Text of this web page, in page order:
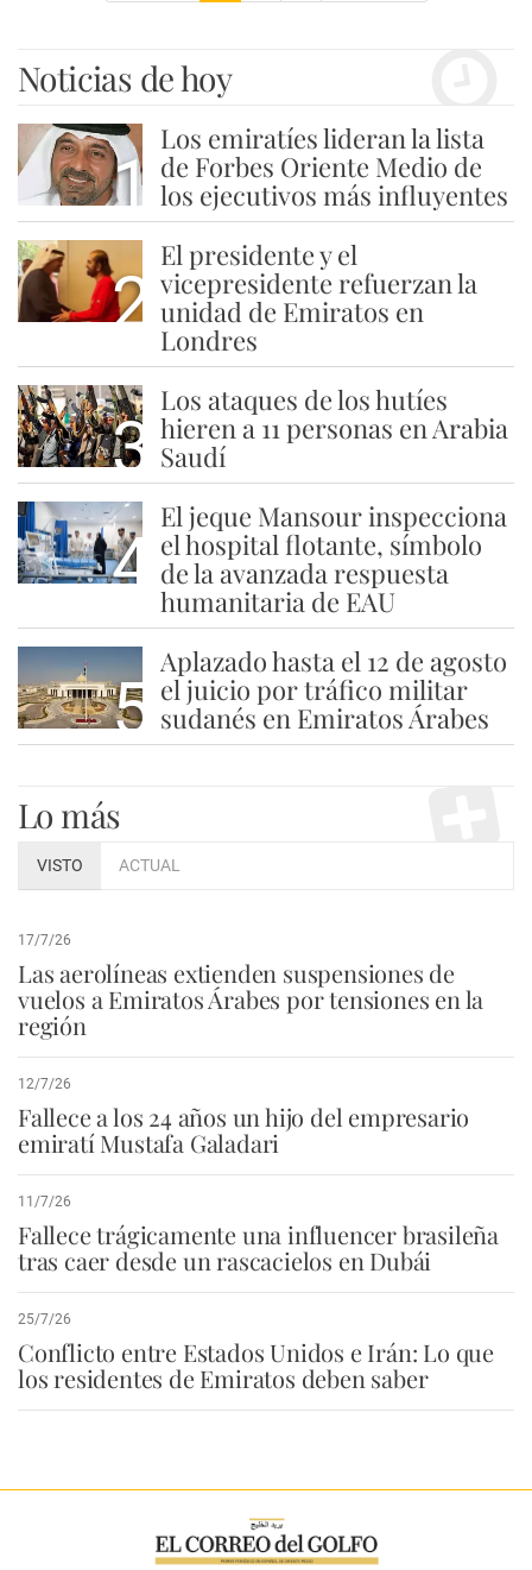
Noticias de hoy
1
Los emiratíes lideran la lista
de Forbes Oriente Medio de
los ejecutivos más influyentes
2
El presidente y el
vicepresidente refuerzan la
unidad de Emiratos en
Londres
3
Los ataques de los hutíes
hieren a 11 personas en Arabia
Saudí
4
El jeque Mansour inspecciona
el hospital flotante, símbolo
de la avanzada respuesta
humanitaria de EAU
5
Aplazado hasta el 12 de agosto
el juicio por tráfico militar
sudanés en Emiratos Árabes
Lo más
VISTO ACTUAL
17/7/26
Las aerolíneas extienden suspensiones de
vuelos a Emiratos Árabes por tensiones en la
región
12/7/26
Fallece a los 24 años un hijo del empresario
emiratí Mustafa Galadari
11/7/26
Fallece trágicamente una influencer brasileña
tras caer desde un rascacielos en Dubái
25/7/26
Conflicto entre Estados Unidos e Irán: Lo que
los residentes de Emiratos deben saber